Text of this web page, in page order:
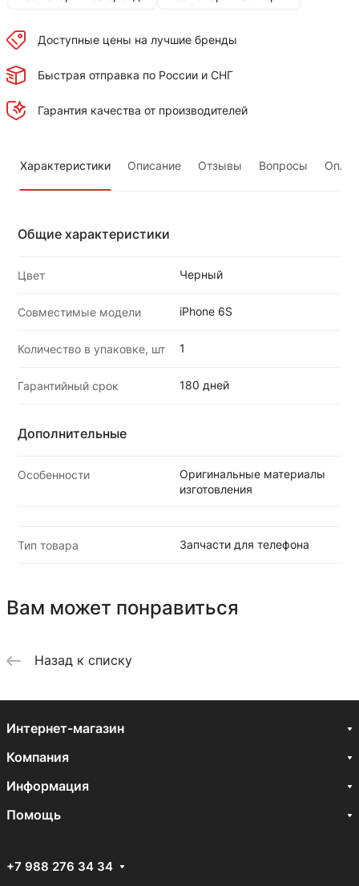
Доступные цены на лучшие бренды
Быстрая отправка по России и СНГ
Гарантия качества от производителей
Характеристики Описание Отзывы Вопросы
Общие характеристики
Цвет Черный
Совместимые модели iPhone 6S
Количество в упаковке, шт 1
Гарантийный срок 180 дней
Дополнительные
Особенности
Оригинальные материалы
изготовления
Тип товара Запчасти для телефона
Вам может понравиться
Назад к списку
Интернет-магазин
Компания
Информация
Помощь
+7 988 276 34 34